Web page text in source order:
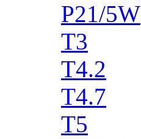
P21/5W
T3
T4.2
T4.7
T5